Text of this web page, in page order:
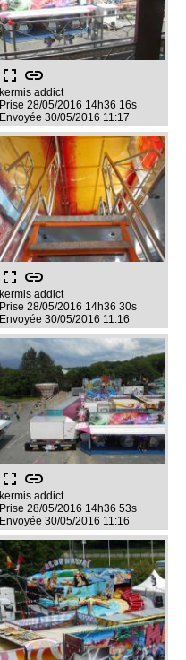
fullscreen link
kermis addict
Prise 28/05/2016 14h36 16s
Envoyée 30/05/2016 11:17
fullscreen link
kermis addict
Prise 28/05/2016 14h36 30s
Envoyée 30/05/2016 11:16
fullscreen link
kermis addict
Prise 28/05/2016 14h36 53s
Envoyée 30/05/2016 11:16